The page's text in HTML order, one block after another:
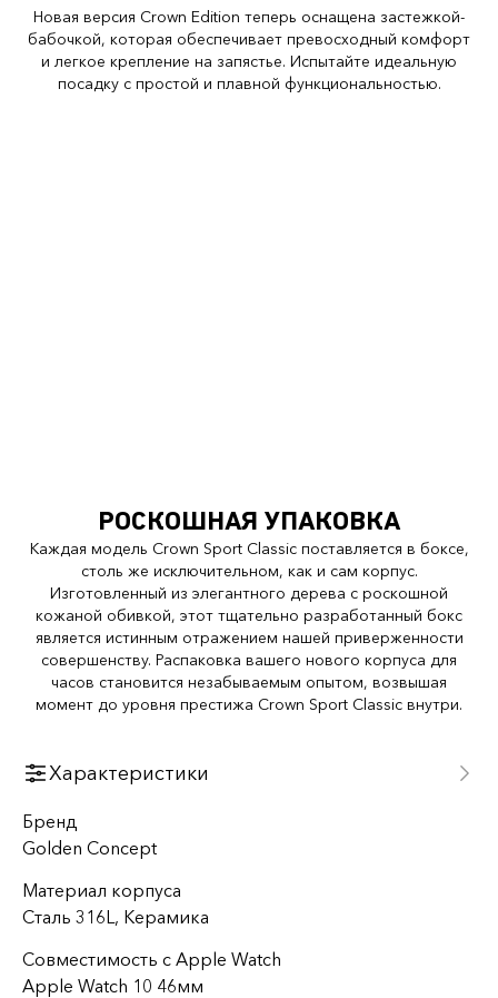
Новая версия Crown Edition теперь оснащена застежкой-
бабочкой, которая обеспечивает превосходный комфорт
и легкое крепление на запястье. Испытайте идеальную
посадку с простой и плавной функциональностью.
РОСКОШНАЯ УПАКОВКА
Каждая модель Crown Sport Classic поставляется в боксе,
столь же исключительном, как и сам корпус.
Изготовленный из элегантного дерева с роскошной
кожаной обивкой, этот тщательно разработанный бокс
является истинным отражением нашей приверженности
совершенству. Распаковка вашего нового корпуса для
часов становится незабываемым опытом, возвышая
момент до уровня престижа Crown Sport Classic внутри.
Характеристики
Бренд
Golden Concept
Материал корпуса
Сталь 316L, Керамика
Совместимость с Apple Watch
Apple Watch 10 46мм